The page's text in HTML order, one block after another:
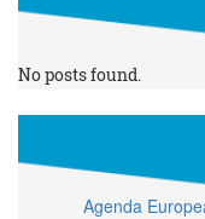
No posts found.
Agenda